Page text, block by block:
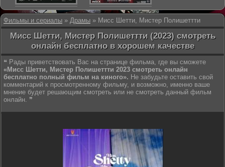
Фильмы и сериалы » Драмы » Мисс Шетти, Мистер Полишеттти
Мисс Шетти, Мистер Полишеттти (2023) смотреть
онлайн бесплатно в хорошем качестве
❝ Рады приветствовать Вас на странице фильма, где вы сможете
«Мисс Шетти, Мистер Полишеттти 2023 смотреть онлайн
бесплатно полный фильм на киного». Не забудьте оставить свой
комментарий к просмотренному фильму, и возможно, именно ваше
мнение будет решающим смотреть или не смотреть данный фильм
онлайн. ❞